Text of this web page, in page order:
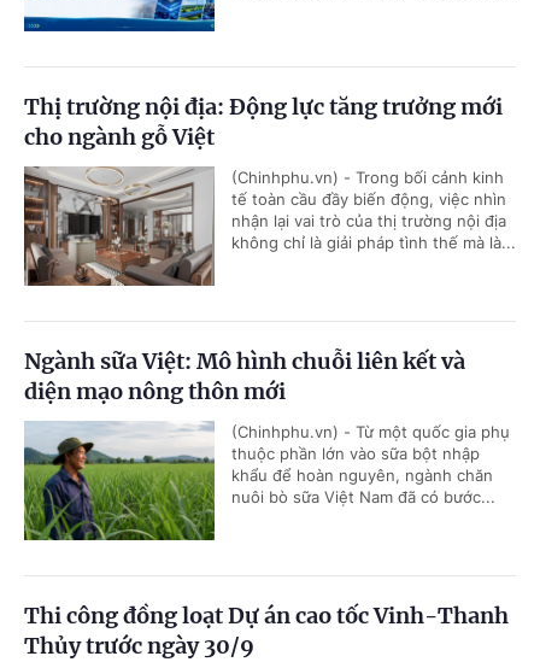
Thị trường nội địa: Động lực tăng trưởng mới
cho ngành gỗ Việt
(Chinhphu.vn) - Trong bối cảnh kinh
tế toàn cầu đầy biến động, việc nhìn
nhận lại vai trò của thị trường nội địa
không chỉ là giải pháp tình thế mà là...
Ngành sữa Việt: Mô hình chuỗi liên kết và
diện mạo nông thôn mới
(Chinhphu.vn) - Từ một quốc gia phụ
thuộc phần lớn vào sữa bột nhập
khẩu để hoàn nguyên, ngành chăn
nuôi bò sữa Việt Nam đã có bước...
Thi công đồng loạt Dự án cao tốc Vinh-Thanh
Thủy trước ngày 30/9